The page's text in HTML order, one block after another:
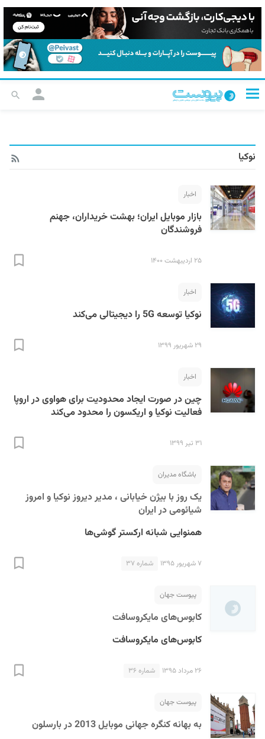
نوکیا
اخبار
بازار موبایل ایران؛ بهشت خریداران، جهنم
فروشندگان
۲۵ اردیبهشت ۱۴۰۰
اخبار
نوکیا توسعه 5G را دیجیتالی می‌کند
۲۹ شهریور ۱۳۹۹
اخبار
چین در صورت ایجاد محدودیت برای هواوی در اروپا
فعالیت نوکیا و اریکسون را محدود می‌کند
۳۱ تیر ۱۳۹۹
باشگاه مدیران
یک روز با بیژن خیابانی ، مدیر دیروز نوکیا و امروز
شیائومی در ایران
همنوایی شبانه ارکستر گوشی‌ها
۷ شهریور ۱۳۹۵ شماره ۳۷
پیوست جهان
کابوس‌های مایکروسافت
کابوس‌های مایکروسافت
۲۶ مرداد ۱۳۹۵ شماره ۳۶
پیوست جهان
به بهانه کنگره جهانی موبایل 2013 در بارسلون